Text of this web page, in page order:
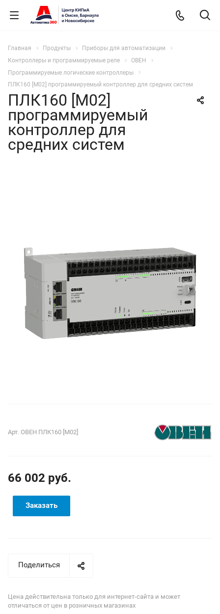
Главная Продукты
Приборы для автоматизации
Контроллеры и программируемые реле
ОВЕН
Программируемые логические контроллеры
ПЛК160 [М02] программируемый контроллер для средних систем
ПЛК160 [М02]
программируемый
контроллер для
средних систем
Арт. ОВЕН ПЛК160 [М02]
66 002 руб.
Заказать
Поделиться
Цена действительна только для интернет-сайта и может
отличаться от цен в розничных магазинах